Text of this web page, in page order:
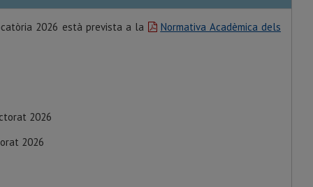
2026 està prevista a la
Normativa Acadèmica dels
2026
2026